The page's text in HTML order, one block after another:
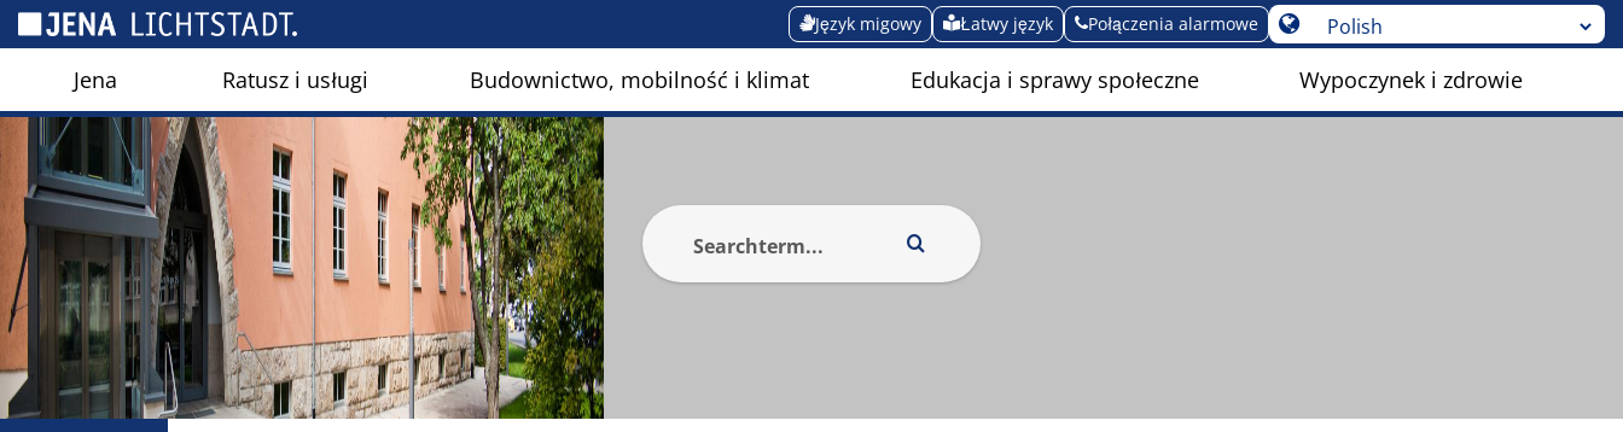
Język migowy Łatwy język Połączenia alarmowe
Jena Ratusz i usługi Budownictwo, mobilność i klimat Edukacja i sprawy społeczne Wypoczynek i zdrowie
Panel zarządzania plikami cookies